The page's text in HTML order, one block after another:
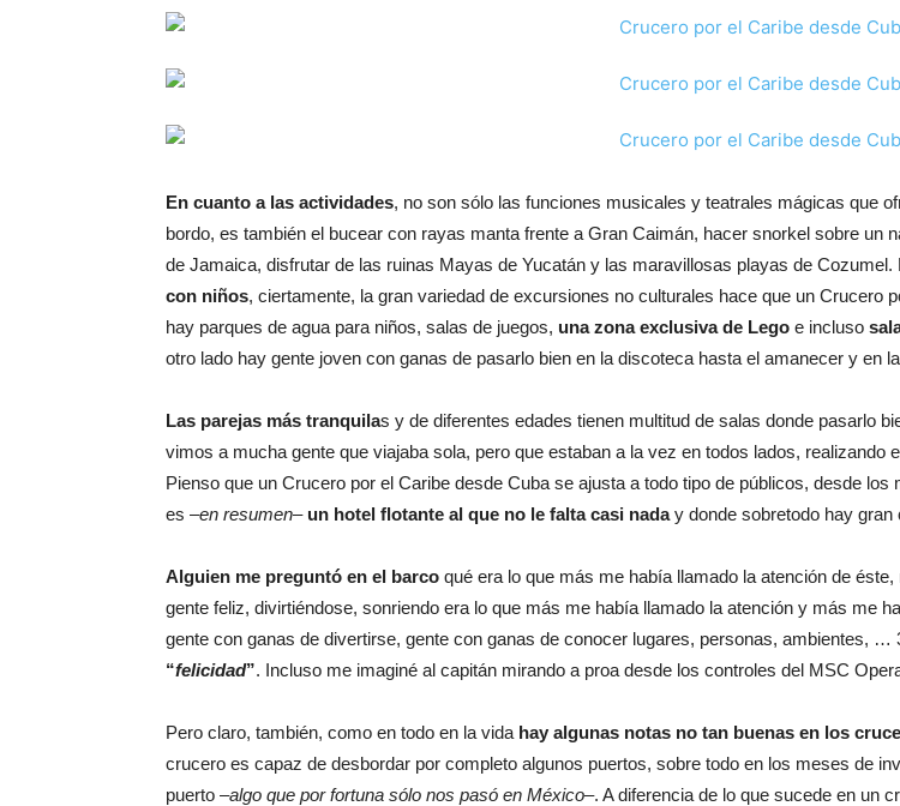
En cuanto a las actividades, no son sólo las funciones musicales y teatrales mágicas que
bordo, es también el bucear con rayas manta frente a Gran Caimán, hacer snorkel sobre un
de Jamaica, disfrutar de las ruinas Mayas de Yucatán y las maravillosas playas de
con niños, ciertamente, la gran variedad de excursiones no culturales hace que un Crucero
hay parques de agua para niños, salas de juegos, una zona exclusiva de Lego e incluso
otro lado hay gente joven con ganas de pasarlo bien en la discoteca hasta el amanecer y en
Las parejas más tranquilas y de diferentes edades tienen multitud de salas donde pasarlo
vimos a mucha gente que viajaba sola, pero que estaban a la vez en todos lados,
Pienso que un Crucero por el Caribe desde Cuba se ajusta a todo tipo de públicos, desde
es –en resumen– un hotel flotante al que no le falta casi naday donde sobretodo hay gran
Alguien me preguntó en el barco qué era lo que más me había llamado la atención de
gente feliz, divirtiéndose, sonriendo era lo que más me había llamado la atención y más me
gente con ganas de divertirse, gente con ganas de conocer lugares, personas, ambientes, …
“felicidad”. Incluso me imaginé al capitán mirando a proa desde los controles del MSC
Pero claro, también, como en todo en la vida hay algunas notas no tan buenas en los
crucero es capaz de desbordar por completo algunos puertos, sobre todo en los meses de
puerto –algo que por fortuna sólo nos pasó en México–. A diferencia de lo que sucede en un